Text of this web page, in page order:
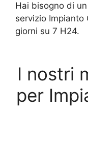
Hai bisogno di
servizio Impianto
giorni su 7 H24.
I nostri
per